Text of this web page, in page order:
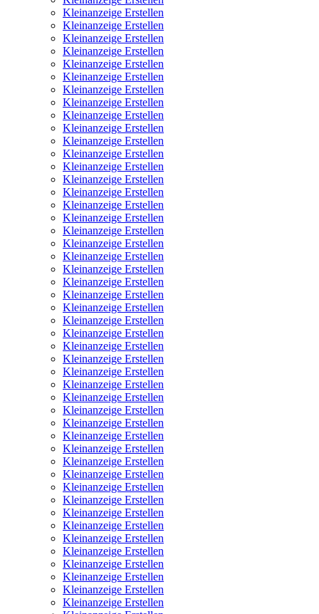
Kleinanzeige Erstellen
Kleinanzeige Erstellen
Kleinanzeige Erstellen
Kleinanzeige Erstellen
Kleinanzeige Erstellen
Kleinanzeige Erstellen
Kleinanzeige Erstellen
Kleinanzeige Erstellen
Kleinanzeige Erstellen
Kleinanzeige Erstellen
Kleinanzeige Erstellen
Kleinanzeige Erstellen
Kleinanzeige Erstellen
Kleinanzeige Erstellen
Kleinanzeige Erstellen
Kleinanzeige Erstellen
Kleinanzeige Erstellen
Kleinanzeige Erstellen
Kleinanzeige Erstellen
Kleinanzeige Erstellen
Kleinanzeige Erstellen
Kleinanzeige Erstellen
Kleinanzeige Erstellen
Kleinanzeige Erstellen
Kleinanzeige Erstellen
Kleinanzeige Erstellen
Kleinanzeige Erstellen
Kleinanzeige Erstellen
Kleinanzeige Erstellen
Kleinanzeige Erstellen
Kleinanzeige Erstellen
Kleinanzeige Erstellen
Kleinanzeige Erstellen
Kleinanzeige Erstellen
Kleinanzeige Erstellen
Kleinanzeige Erstellen
Kleinanzeige Erstellen
Kleinanzeige Erstellen
Kleinanzeige Erstellen
Kleinanzeige Erstellen
Kleinanzeige Erstellen
Kleinanzeige Erstellen
Kleinanzeige Erstellen
Kleinanzeige Erstellen
Kleinanzeige Erstellen
Kleinanzeige Erstellen
Kleinanzeige Erstellen